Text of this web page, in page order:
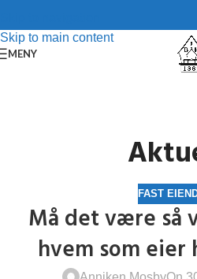
Skip to main content
MENY
FAST
Må det være så
hvem som eier